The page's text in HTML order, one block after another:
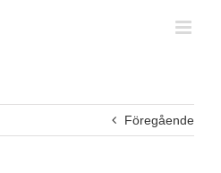
Föregående